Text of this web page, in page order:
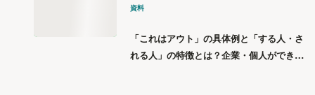
資料
「これはアウト」の具体例と「する人・さ
れる人」の特徴とは？企業・個人ができる